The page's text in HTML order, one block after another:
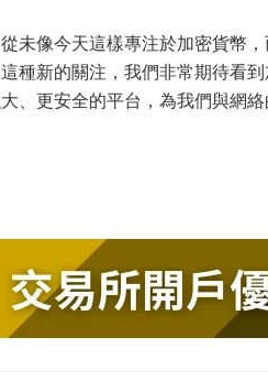
未像今天這樣專注於加密貨幣
種新的關注，我們非常期待看
、更安全的平台，為我們與網絡